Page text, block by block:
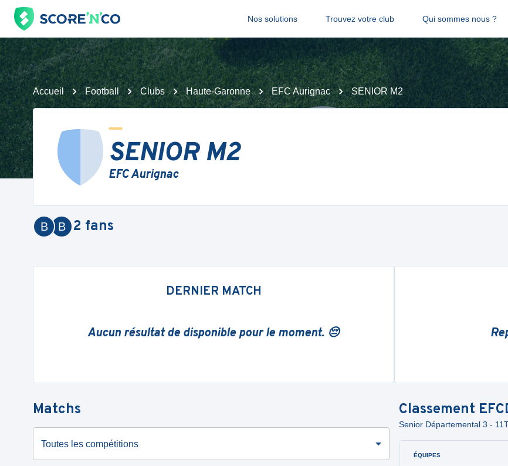
Nos solutions Trouvez votre club Qui sommes nous ?
Accueil Football Clubs Haute-Garonne EFC Aurignac SENIOR M2
SENIOR M2
EFC Aurignac
B
B 2 fans
DERNIER MATCH
Aucun résultat de disponible pour le moment. 😔
Matchs
Toutes les compétitions
Classement
Senior Départemental 3 -
ÉQUIPES